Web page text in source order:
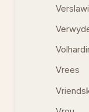
Vrees